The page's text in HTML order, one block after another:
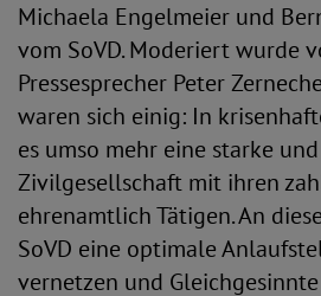
Michaela Engelmeier und
vom SoVD. Moderiert wurde
Pressesprecher Peter
waren sich einig: In
es umso mehr eine starke
Zivilgesellschaft mit ihren
ehrenamtlich Tätigen. An
SoVD eine optimale
vernetzen und